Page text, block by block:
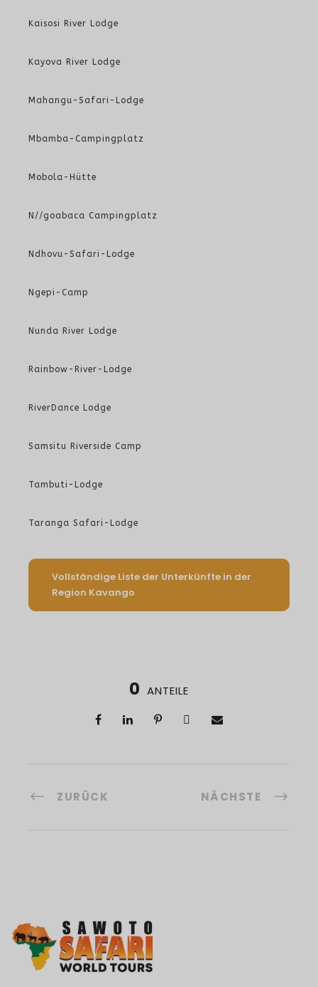
Kaisosi River Lodge
Kayova River Lodge
Mahangu-Safari-Lodge
Mbamba-Campingplatz
Mobola-Hütte
N//goabaca Campingplatz
Ndhovu-Safari-Lodge
Ngepi-Camp
Nunda River Lodge
Rainbow-River-Lodge
RiverDance Lodge
Samsitu Riverside Camp
Tambuti-Lodge
Taranga Safari-Lodge
Vollständige Liste der Unterkünfte in der
Region Kavango
0 ANTEILE
ZURÜCK NÄCHSTE